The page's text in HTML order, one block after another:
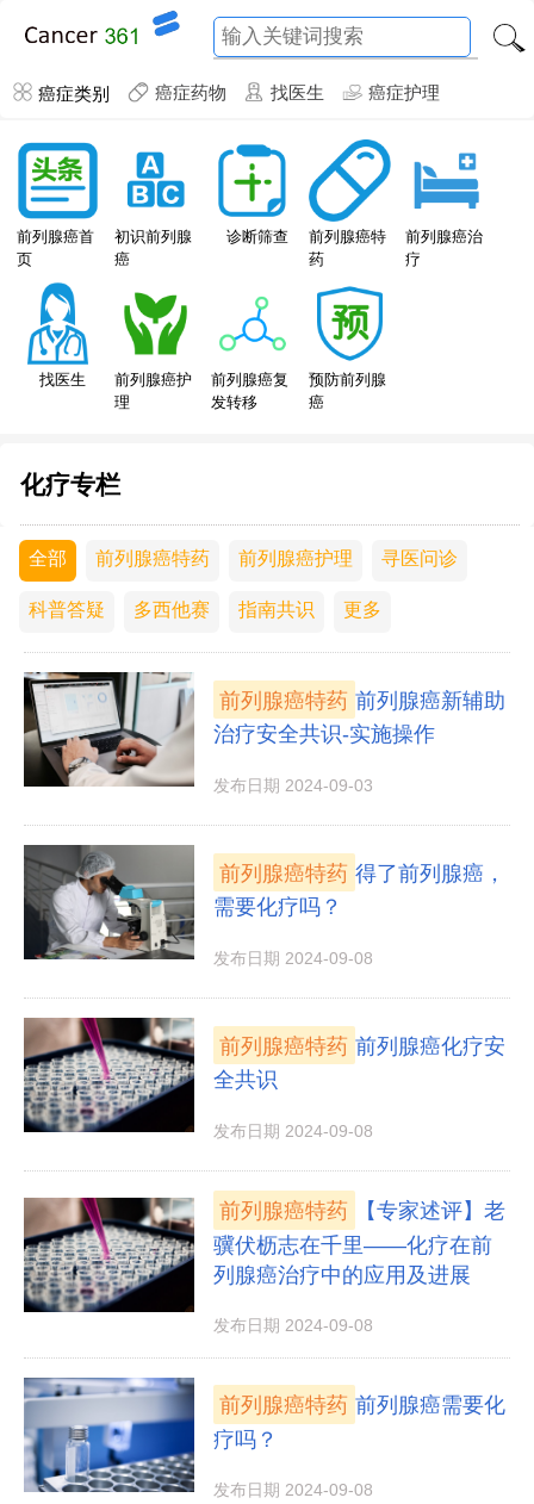
癌症类别 癌症药物 找医生 癌症护理
前列腺癌首
页
初识前列腺
癌
诊断筛查
前列腺癌特
药
前列腺癌治
疗
找医生
前列腺癌护
理
前列腺癌复
发转移
预防前列腺
癌
化疗专栏
全部 前列腺癌特药 前列腺癌护理 寻医问诊
科普答疑 多西他赛 指南共识 更多
前列腺癌特药 前列腺癌新辅助
治疗安全共识-实施操作
发布日期 2024-09-03
前列腺癌特药 得了前列腺癌，
需要化疗吗？
发布日期 2024-09-08
前列腺癌特药 前列腺癌化疗安
全共识
发布日期 2024-09-08
前列腺癌特药
【专家述评】老
骥伏枥志在千里——化疗在前
列腺癌治疗中的应用及进展
发布日期 2024-09-08
前列腺癌特药 前列腺癌需要化
疗吗？
发布日期 2024-09-08